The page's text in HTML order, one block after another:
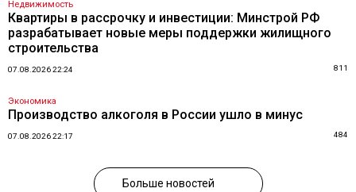
Недвижимость
Квартиры в рассрочку и инвестиции: Минстрой РФ
разрабатывает новые меры поддержки жилищного
строительства
07.08.2026 22:24 811
Экономика
Производство алкоголя в России ушло в минус
07.08.2026 22:17 484
Больше новостей